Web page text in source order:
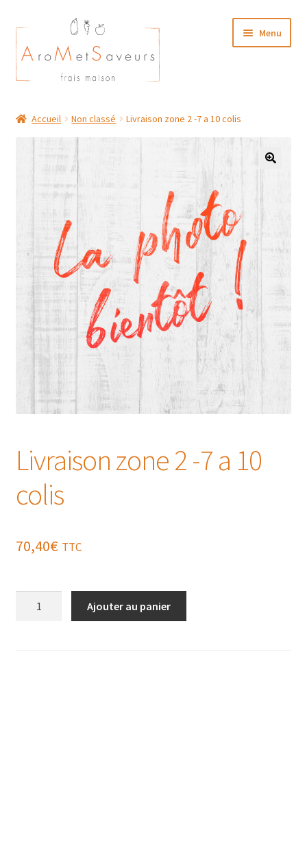
Aller
à
la
navigation
Aller
au
contenu
Menu
Plat du Jour/ Menu Week end
NOS BOUTIQUES
Accueil Non classé Livraison zone 2 -7 a 10 colis
Livraison zone 2 -7 a 10
colis
70,40€ TTC
Ajouter au panier